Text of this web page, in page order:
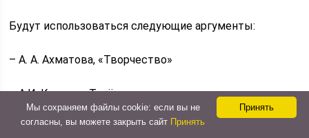
Будут использоваться следующие аргументы:
– А. А. Ахматова, «Творчество»
– А.И. Куприн, «Тапёр»
<\p>
Принять
Мы сохраняем файлы cookie: если вы не
согласны, вы можете закрыть сайт Принять